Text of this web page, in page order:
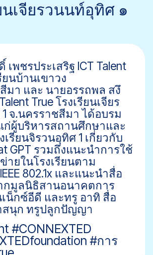
นเจียรวนนท์อุทิศ ๑
พชรประเสริฐ ICT Talent
ยนบ้านเขาวง
มา และ นายอรรถพล สงึ
True โรงเรียนเจียร
จ.นครราชสีมา ได้อบรม
ก่ผู้บริหารสถานศึกษาและ
รียนจิรวนอุทิศ 1 เกี่ยวกับ
GPT รวมถึงแนะนำการใช้
ายในโรงเรียนตาม
802.1x และแนะนำสื่อ
กมูลนิธิสานอนาคตการ
น็กซ์อีดี และทรู อาทิ สื่อ
สนุก ทรูปลูกปัญญา
#CONNEXTED
#การ